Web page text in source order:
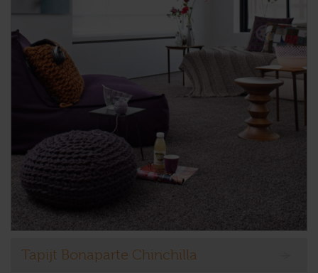
Tapijt Bonaparte Chinchilla